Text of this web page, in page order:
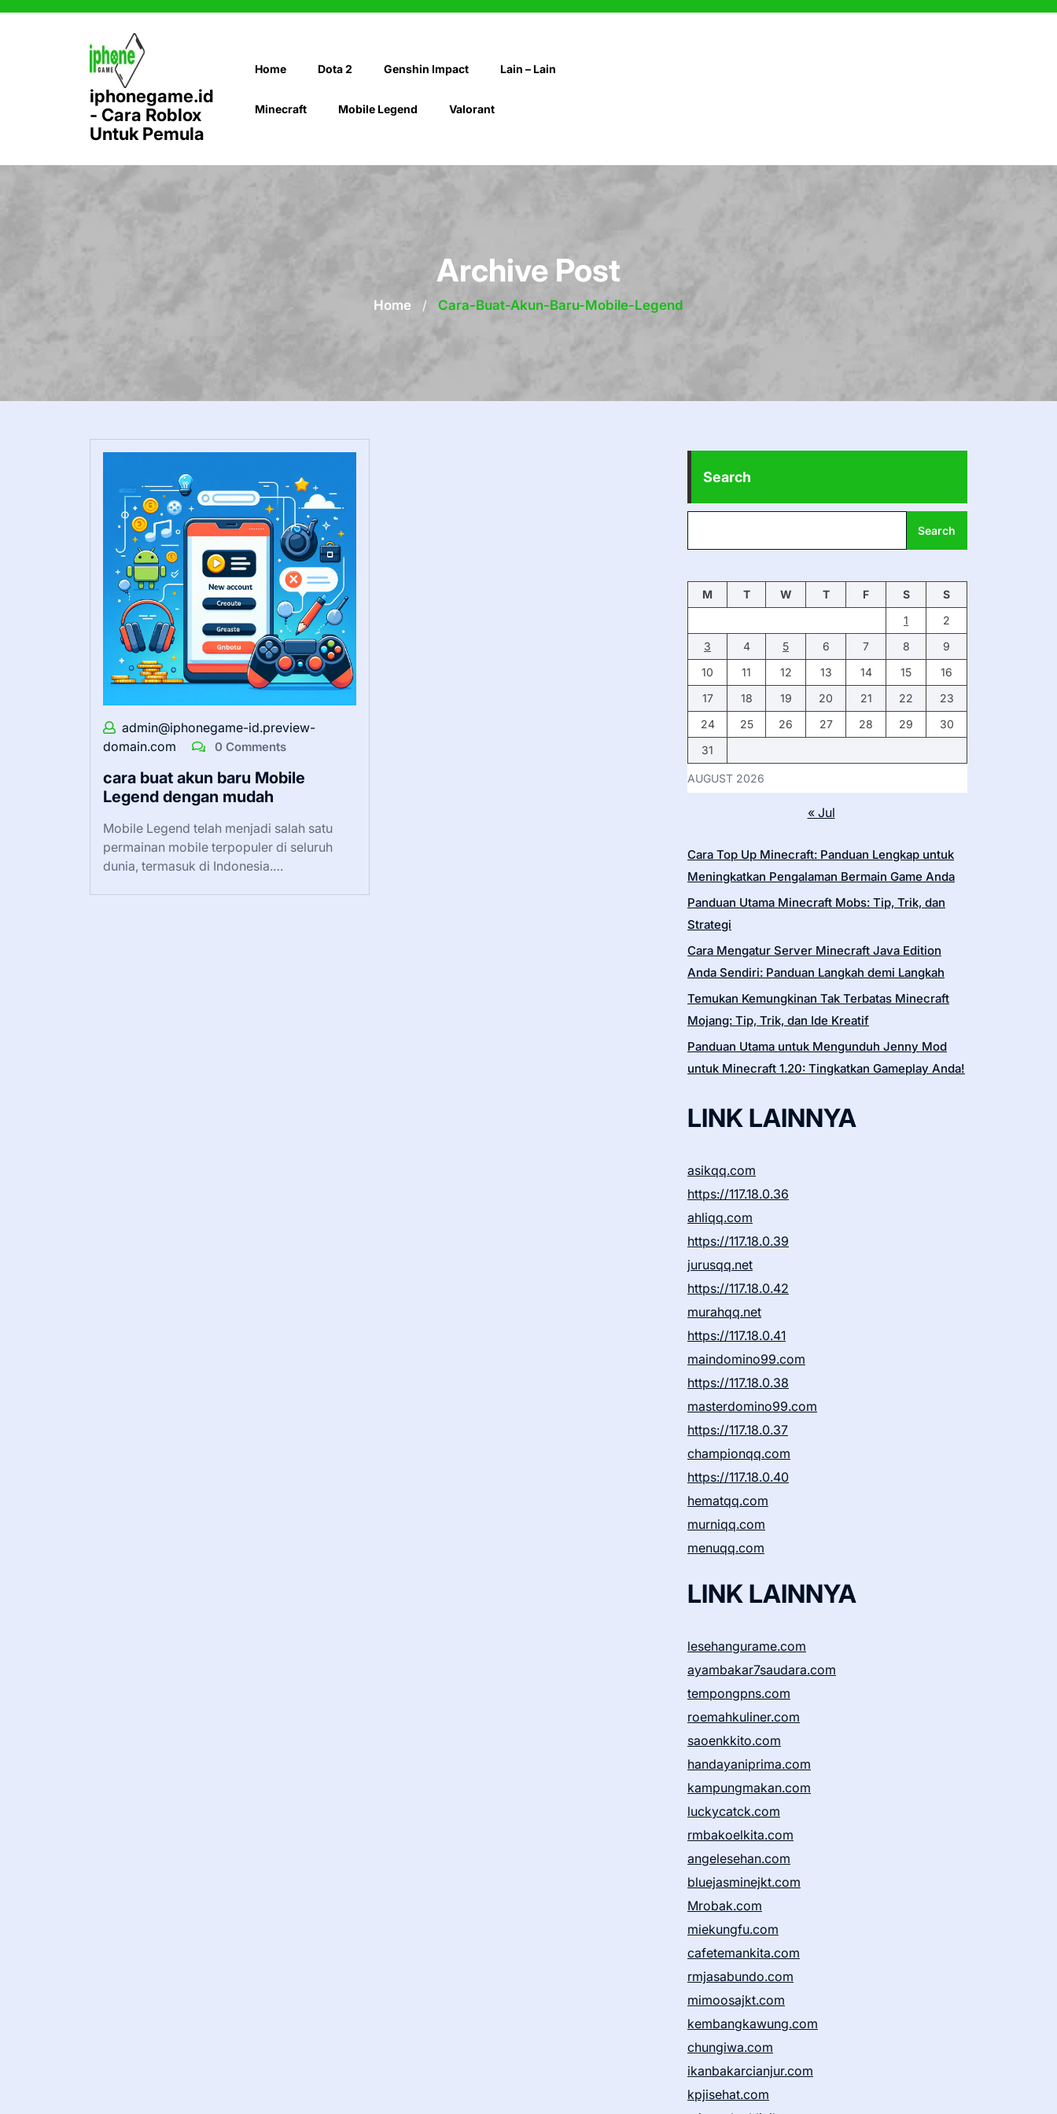
Skip
iphonegame.id
- Cara Roblox
Untuk Pemula
Home Dota 2 Genshin Impact Lain – Lain
Minecraft Mobile Legend Valorant
Archive Post
Home / Cara-Buat-Akun-Baru-Mobile-Legend
admin@iphonegame-id.preview-
domain.com
0 Comments
cara buat akun baru Mobile
Legend dengan mudah
Mobile Legend telah menjadi salah satu
permainan mobile terpopuler di seluruh
dunia, termasuk di Indonesia.…
Search
Search
AUGUST 2026
M T W T F S
S
1
2
3
4 5 6 7 8
9
10
11 12 13 14 15
16
17
18 19 20 21 22
23
24
25 26 27 28 29
30
31
« Jul
Cara Top Up Minecraft: Panduan Lengkap untuk
Meningkatkan Pengalaman Bermain Game Anda
Panduan Utama Minecraft Mobs: Tip, Trik, dan
Strategi
Cara Mengatur Server Minecraft Java Edition
Anda Sendiri: Panduan Langkah demi Langkah
Temukan Kemungkinan Tak Terbatas Minecraft
Mojang: Tip, Trik, dan Ide Kreatif
Panduan Utama untuk Mengunduh Jenny Mod
untuk Minecraft 1.20: Tingkatkan Gameplay Anda!
LINK LAINNYA
asikqq.com
https://117.18.0.36
ahliqq.com
https://117.18.0.39
jurusqq.net
https://117.18.0.42
murahqq.net
https://117.18.0.41
maindomino99.com
https://117.18.0.38
masterdomino99.com
https://117.18.0.37
championqq.com
https://117.18.0.40
hematqq.com
murniqq.com
menuqq.com
LINK LAINNYA
lesehangurame.com
ayambakar7saudara.com
tempongpns.com
roemahkuliner.com
saoenkkito.com
handayaniprima.com
kampungmakan.com
luckycatck.com
rmbakoelkita.com
angelesehan.com
bluejasminejkt.com
Mrobak.com
miekungfu.com
cafetemankita.com
rmjasabundo.com
mimoosajkt.com
kembangkawung.com
chungiwa.com
ikanbakarcianjur.com
kpjisehat.com